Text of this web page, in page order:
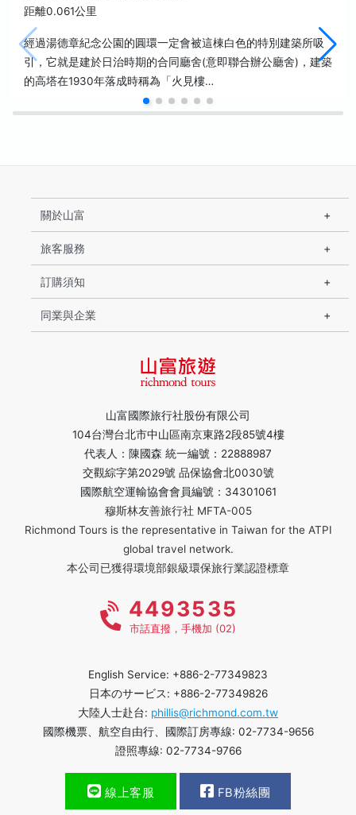
距離0.061公里
經過湯德章紀念公園的圓環一定會被這棟白色的特別建築所吸
引，它就是建於日治時期的合同廳舍(意即聯合辦公廳舍)，建築
的高塔在1930年落成時稱為「火見樓…
山富國際旅行社股份有限公司
104台灣台北市中山區南京東路2段85號4樓
代表人：陳國森 統一編號：22888987
交觀綜字第2029號 品保協會北0030號
國際航空運輸協會會員編號：34301061
穆斯林友善旅行社 MFTA-005
Richmond Tours is the representative in Taiwan for the ATPI
global travel network.
本公司已獲得環境部銀級環保旅行業認證標章
關於山富
旅客服務
訂購須知
同業與企業
4493535
市話直撥，手機加 (02)
English Service: +886-2-77349823
日本のサービス: +886-2-77349826
大陸人士赴台: phillis@richmond.com.tw
國際機票、航空自由行、國際訂房專線: 02-7734-9656
證照專線: 02-7734-9766
線上客服 FB粉絲團